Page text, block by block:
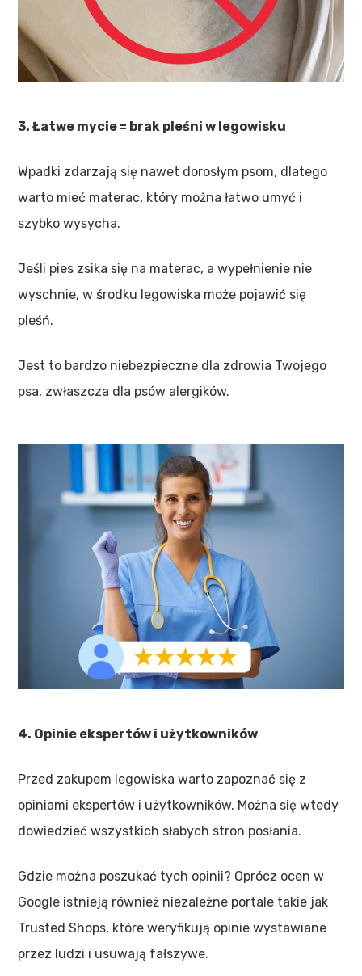
3. Łatwe mycie = brak pleśni w legowisku
Wpadki zdarzają się nawet dorosłym psom, dlatego
warto mieć materac, który można łatwo umyć i
szybko wysycha.
Jeśli pies zsika się na materac, a wypełnienie nie
wyschnie, w środku legowiska może pojawić się
pleśń.
Jest to bardzo niebezpieczne dla zdrowia Twojego
psa, zwłaszcza dla psów alergików.
4. Opinie ekspertów i użytkowników
Przed zakupem legowiska warto zapoznać się z
opiniami ekspertów i użytkowników. Można się wtedy
dowiedzieć wszystkich słabych stron posłania.
Gdzie można poszukać tych opinii? Oprócz ocen w
Google istnieją również niezależne portale takie jak
Trusted Shops, które weryfikują opinie wystawiane
przez ludzi i usuwają fałszywe.